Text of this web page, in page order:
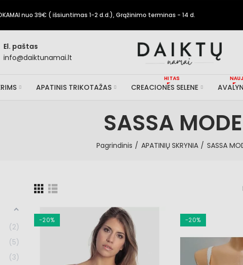
nuo 39€ ( išsiuntimas 1-2 d.d.), Grąžinimo terminas - 14 d.
El. paštas
info@daiktunamai.lt
APATINIS TRIKOTAŽAS CREACIONES SELENE
HITAS
SASSA MODE
Pagrindinis APATINIŲ SKRYNIA SASSA
−20% −20%
2
5
3